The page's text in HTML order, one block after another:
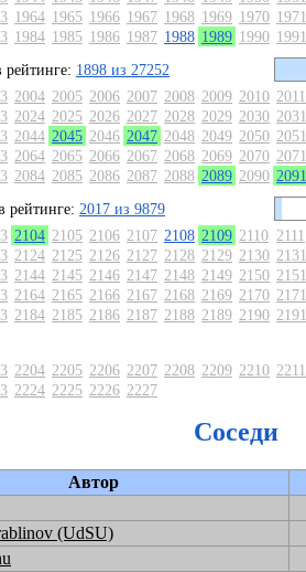
1964 1965 1966 1967 1968 1969 1970 1971
1984 1985 1986 1987 1988 1989 1990 1991
рейтинге: 1898 из 27252
2004 2005 2006 2007 2008 2009 2010 2011
2024 2025 2026 2027 2028 2029 2030 2031
2044 2045 2046 2047 2048 2049 2050 2051
2064 2065 2066 2067 2068 2069 2070 2071
2084 2085 2086 2087 2088 2089 2090 2091
рейтинге: 2017 из 9879
2104 2105 2106 2107 2108 2109 2110 2111
2124 2125 2126 2127 2128 2129 2130 2131
2144 2145 2146 2147 2148 2149 2150 2151
2164 2165 2166 2167 2168 2169 2170 2171
2184 2185 2186 2187 2188 2189 2190 2191
2204 2205 2206 2207 2208 2209 2210 2211
2224 2225 2226 2227
Соседи
Автор
(UdSU)